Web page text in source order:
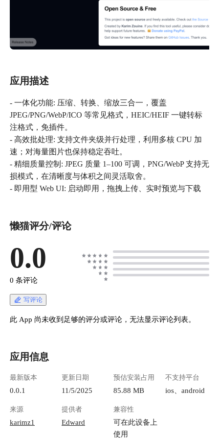
应用描述
- 一体化功能: 压缩、转换、缩放三合一，覆盖
JPEG/PNG/WebP/ICO 等常见格式，HEIC/HEIF 一键转标
注格式，免插件。
- 高效批处理: 支持文件夹级并行处理，利用多核 CPU 加
速；对海量图片也保持稳定吞吐。
- 精细质量控制: JPEG 质量 1–100 可调，PNG/WebP 支持无
损模式，在清晰度与体积之间灵活取舍。
- 即用型 Web UI: 启动即用，拖拽上传、实时预览与下载
懒猫评分/评论
0.0
0 条评论
写评论
此 App 尚未收到足够的评分或评论，无法显示评论列表。
应用信息
最新版本
0.0.1
更新日期
11/5/2025
预估安装占用
85.88 MB
不支持平台
ios、android
来源
karimz1
提供者
Edward
兼容性
可在此设备上
使用